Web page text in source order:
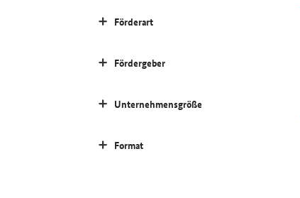
Förderart
Fördergeber
Unternehmensgröße
Format